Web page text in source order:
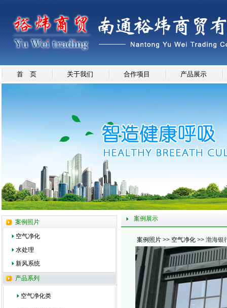
首 页 关于我们 合作项目 产品展示
案例照片
空气净化
水处理
新风系统
产品系列
空气净化类
案例展示
案例照片>> 空气净化>> 渤海银